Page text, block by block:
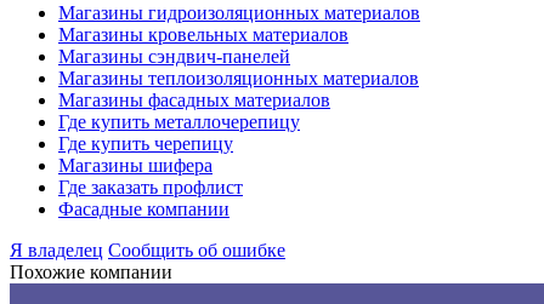
Магазины гидроизоляционных материалов
Магазины кровельных материалов
Магазины сэндвич-панелей
Магазины теплоизоляционных материалов
Магазины фасадных материалов
Где купить металлочерепицу
Где купить черепицу
Магазины шифера
Где заказать профлист
Фасадные компании
Я владелец Сообщить об ошибке
Похожие компании